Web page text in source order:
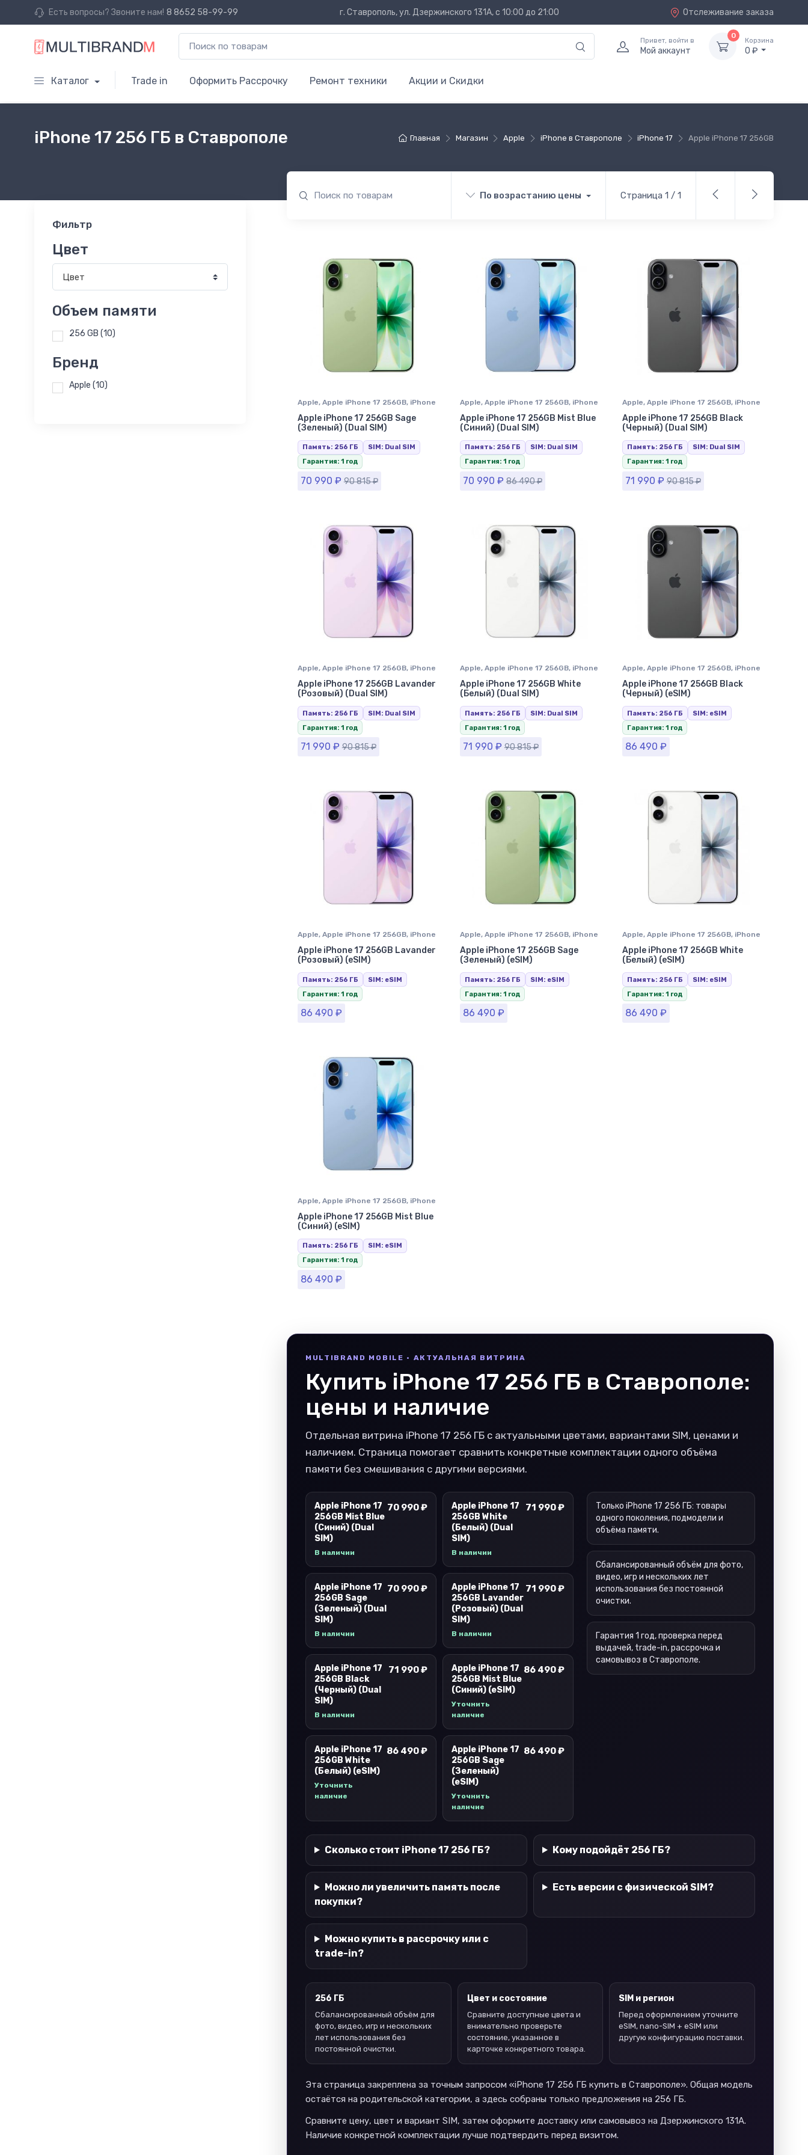
Есть вопросы? Звоните нам! 8 8652 58-99-99 г. Ставрополь, ул. Дзержинского 131А, с 10:00 до 21:00 Отслеживание заказа
Привет, войти в
Мой аккаунт
0
Корзина
0 ₽
Каталог Trade in Оформить Рассрочку Ремонт техники Акции и Скидки
Главная Магазин Apple iPhone в Ставрополе iPhone 17 Apple iPhone 17 256GB
iPhone 17 256 ГБ в Ставрополе
По возрастанию цены Страница 1 / 1
Apple, Apple iPhone 17 256GB, iPhone
17
iPhone в Ставрополе
Apple iPhone 17 256GB Sage
(Зеленый) (Dual SIM)
Память: 256 ГБ
SIM: Dual SIM
Гарантия: 1 год
70 990 ₽ 90 815₽
Apple, Apple iPhone 17 256GB, iPhone
17
iPhone в Ставрополе
Apple iPhone 17 256GB Mist Blue
(Синий) (Dual SIM)
Память: 256 ГБ
SIM: Dual SIM
Гарантия: 1 год
70 990 ₽ 86 490₽
Apple, Apple iPhone 17 256GB, iPhone
17
iPhone в Ставрополе
Apple iPhone 17 256GB Black
(Черный) (Dual SIM)
Память: 256 ГБ
SIM: Dual SIM
Гарантия: 1 год
71 990 ₽ 90 815₽
Apple, Apple iPhone 17 256GB, iPhone
17
iPhone в Ставрополе
Apple iPhone 17 256GB Lavander
(Розовый) (Dual SIM)
Память: 256 ГБ
SIM: Dual SIM
Гарантия: 1 год
71 990 ₽ 90 815₽
Apple, Apple iPhone 17 256GB, iPhone
17
iPhone в Ставрополе
Apple iPhone 17 256GB White
(Белый) (Dual SIM)
Память: 256 ГБ
SIM: Dual SIM
Гарантия: 1 год
71 990 ₽ 90 815₽
Apple, Apple iPhone 17 256GB, iPhone
17
iPhone в Ставрополе
Apple iPhone 17 256GB Black
(Черный) (eSIM)
Память: 256 ГБ
SIM: eSIM
Гарантия: 1 год
86 490 ₽
Apple, Apple iPhone 17 256GB, iPhone
17
iPhone в Ставрополе
Apple iPhone 17 256GB Lavander
(Розовый) (eSIM)
Память: 256 ГБ
SIM: eSIM
Гарантия: 1 год
86 490 ₽
Apple, Apple iPhone 17 256GB, iPhone
17
iPhone в Ставрополе
Apple iPhone 17 256GB Sage
(Зеленый) (eSIM)
Память: 256 ГБ
SIM: eSIM
Гарантия: 1 год
86 490 ₽
Apple, Apple iPhone 17 256GB, iPhone
17
iPhone в Ставрополе
Apple iPhone 17 256GB White
(Белый) (eSIM)
Память: 256 ГБ
SIM: eSIM
Гарантия: 1 год
86 490 ₽
Apple, Apple iPhone 17 256GB, iPhone
17
iPhone в Ставрополе
Apple iPhone 17 256GB Mist Blue
(Синий) (eSIM)
Память: 256 ГБ
SIM: eSIM
Гарантия: 1 год
86 490 ₽
MULTIBRAND MOBILE · АКТУАЛЬНАЯ ВИТРИНА
Купить iPhone 17 256 ГБ в Ставрополе:
цены и наличие
Отдельная витрина iPhone 17 256 ГБ с актуальными цветами, вариантами SIM, ценами и
наличием. Страница помогает сравнить конкретные комплектации одного объёма
памяти без смешивания с другими версиями.
Apple iPhone 17
256GB Mist Blue
(Синий) (Dual
SIM)
В наличии
70 990 ₽
Apple iPhone 17
256GB White
(Белый) (Dual
SIM)
В наличии
71 990 ₽
Apple iPhone 17
256GB Sage
(Зеленый) (Dual
SIM)
В наличии
70 990 ₽
Apple iPhone 17
256GB Lavander
(Розовый) (Dual
SIM)
В наличии
71 990 ₽
Apple iPhone 17
256GB Black
(Черный) (Dual
SIM)
В наличии
71 990 ₽
Apple iPhone 17
256GB Mist Blue
(Синий) (eSIM)
Уточнить
наличие
86 490 ₽
Apple iPhone 17
256GB White
(Белый) (eSIM)
Уточнить
наличие
86 490 ₽
Apple iPhone 17
256GB Sage
(Зеленый)
(eSIM)
Уточнить
наличие
86 490 ₽
Только iPhone 17 256 ГБ: товары
одного поколения, подмодели и
объёма памяти.
Сбалансированный объём для фото,
видео, игр и нескольких лет
использования без постоянной
очистки.
Гарантия 1 год, проверка перед
выдачей, trade-in, рассрочка и
самовывоз в Ставрополе.
Сколько стоит iPhone 17 256 ГБ? Кому подойдёт 256 ГБ?
Можно ли увеличить память после
покупки?
Есть версии с физической SIM?
Можно купить в рассрочку или с
trade-in?
256 ГБ
Сбалансированный объём для
фото, видео, игр и нескольких
лет использования без
постоянной очистки.
Цвет и состояние
Сравните доступные цвета и
внимательно проверьте
состояние, указанное в
карточке конкретного товара.
SIM и регион
Перед оформлением уточните
eSIM, nano-SIM + eSIM или
другую конфигурацию поставки.
Эта страница закреплена за точным запросом «iPhone 17 256 ГБ купить в Ставрополе». Общая модель
остаётся на родительской категории, а здесь собраны только предложения на 256 ГБ.
Сравните цену, цвет и вариант SIM, затем оформите доставку или самовывоз на Дзержинского 131А.
Наличие конкретной комплектации лучше подтвердить перед визитом.
Фильтр
Цвет
Цвет
Объем памяти
256 GB (10)
Бренд
Apple (10)